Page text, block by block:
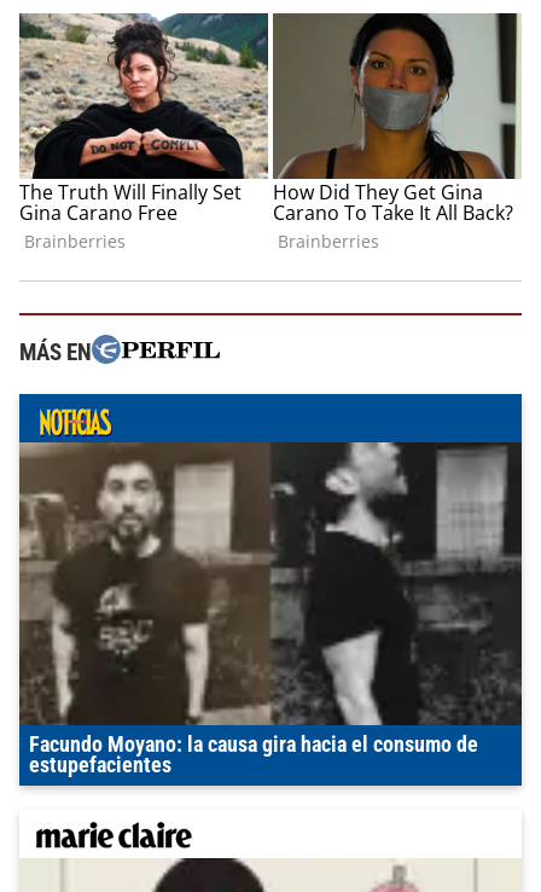
MÁS EN
Facundo Moyano: la causa gira hacia el consumo de
estupefacientes